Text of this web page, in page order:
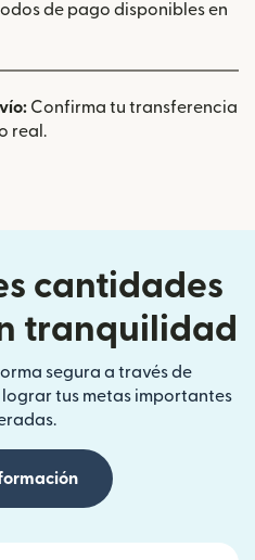
de pago disponibles en
Confirma tu transferencia
real.
cantidades
tranquilidad
segura a través de
tus metas importantes